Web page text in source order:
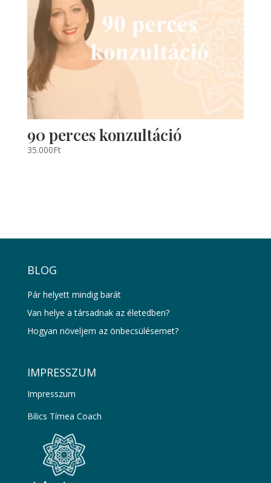
90 perces konzultáció
35.000Ft
BLOG
Pár helyett mindig barát
Van helye a társadnak az életedben?
Hogyan növeljem az önbecsülésemet?
IMPRESSZUM
Impresszum
Bilics Tímea Coach